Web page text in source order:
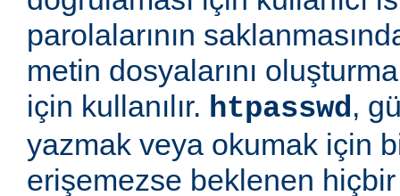
parolalarının
metin dosyalarını
için kullanılır. htpasswd,
yazmak veya okumak için
erişemezse beklenen